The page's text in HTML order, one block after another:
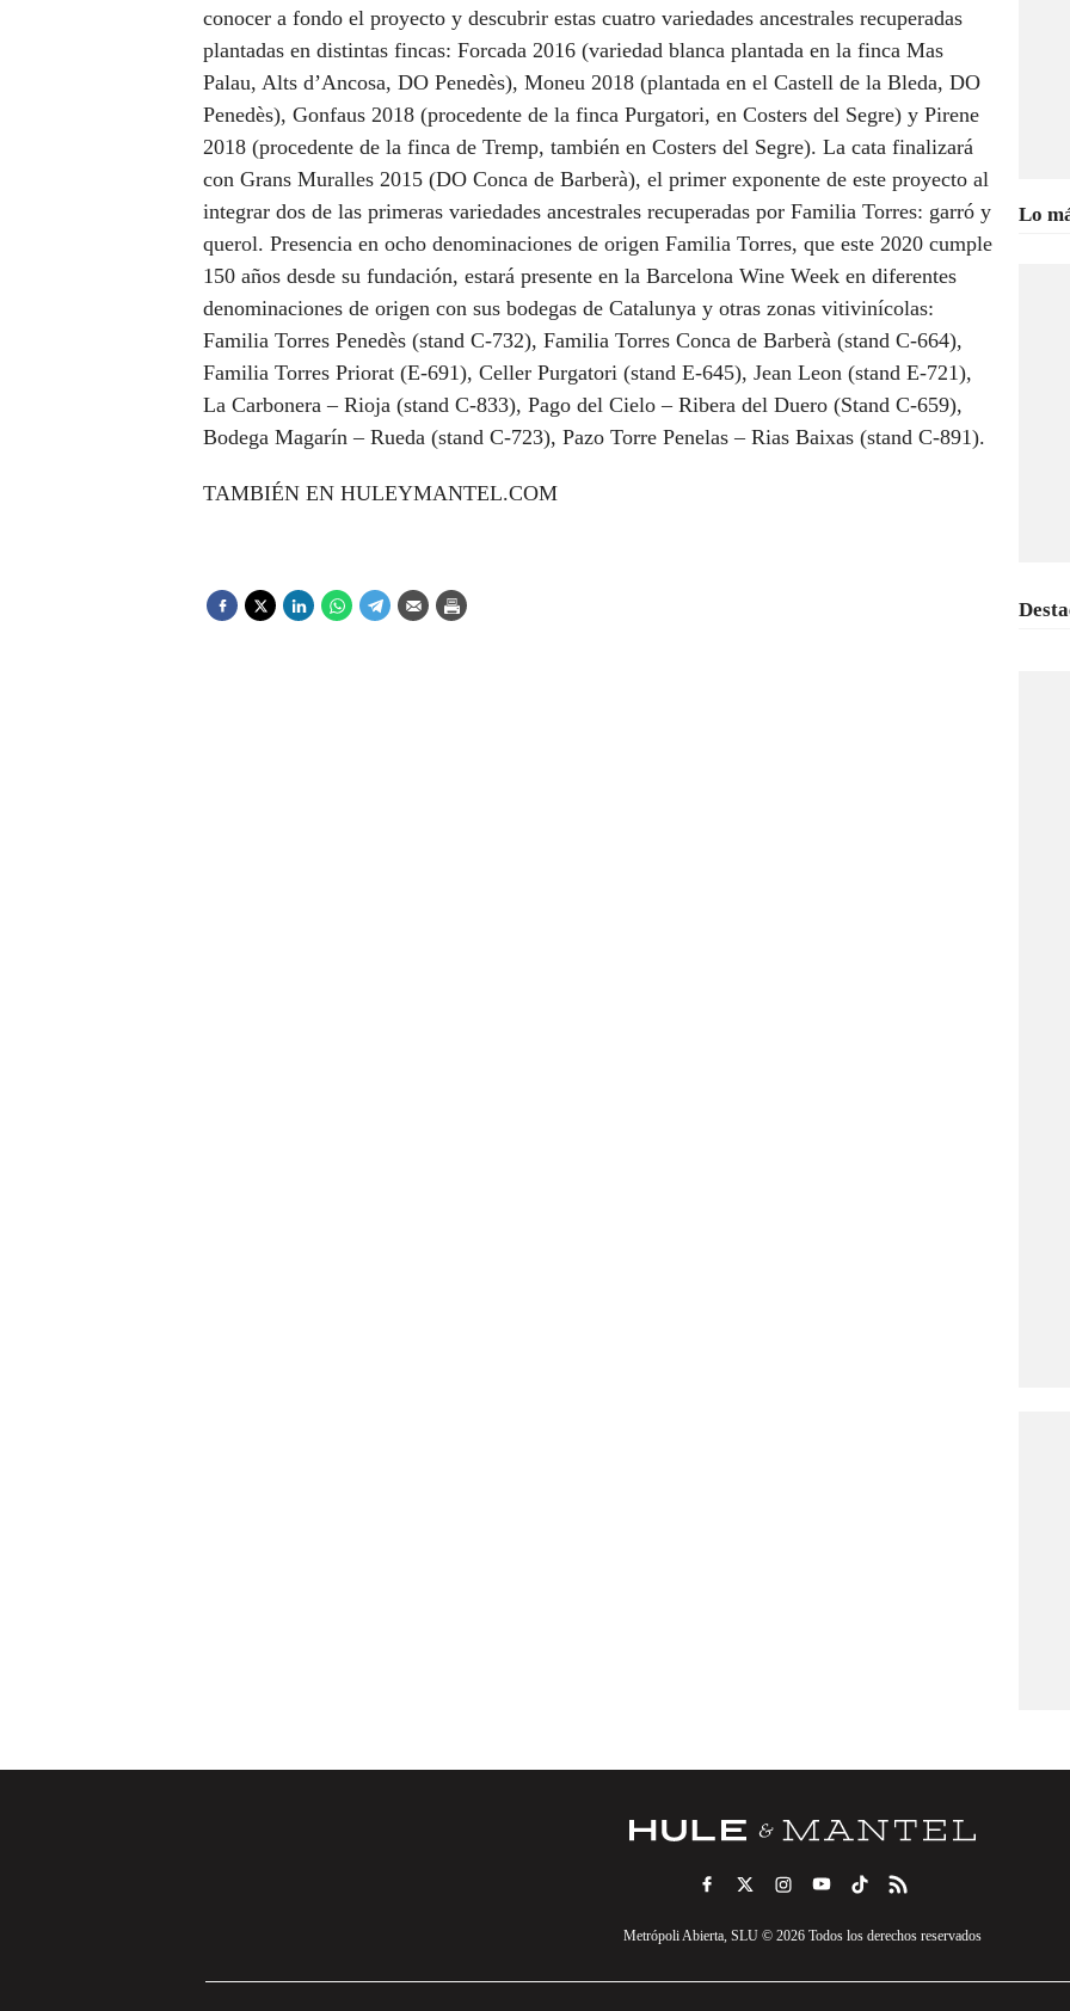
conocer a fondo el proyecto y descubrir estas cuatro variedades ancestrales recuperadas
plantadas en distintas fincas: Forcada 2016 (variedad blanca plantada en la finca Mas
Palau, Alts d’Ancosa, DO Penedès), Moneu 2018 (plantada en el Castell de la Bleda, DO
Penedès), Gonfaus 2018 (procedente de la finca Purgatori, en Costers del Segre) y Pirene
2018 (procedente de la finca de Tremp, también en Costers del Segre). La cata finalizará
con Grans Muralles 2015 (DO Conca de Barberà), el primer exponente de este proyecto al
integrar dos de las primeras variedades ancestrales recuperadas por Familia Torres: garró y
querol. Presencia en ocho denominaciones de origen Familia Torres, que este 2020 cumple
150 años desde su fundación, estará presente en la Barcelona Wine Week en diferentes
denominaciones de origen con sus bodegas de Catalunya y otras zonas vitivinícolas:
Familia Torres Penedès (stand C-732), Familia Torres Conca de Barberà (stand C-664),
Familia Torres Priorat (E-691), Celler Purgatori (stand E-645), Jean Leon (stand E-721),
La Carbonera – Rioja (stand C-833), Pago del Cielo – Ribera del Duero (Stand C-659),
Bodega Magarín – Rueda (stand C-723), Pazo Torre Penelas – Rias Baixas (stand C-891).
TAMBIÉN EN HULEYMANTEL.COM
Lo
Metrópoli Abierta, SLU © 2026 Todos los derechos reservados